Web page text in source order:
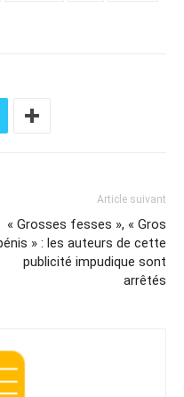
Article suivant
« Grosses fesses », « Gros
» : les auteurs de cette
publicité impudique sont
arrêtés